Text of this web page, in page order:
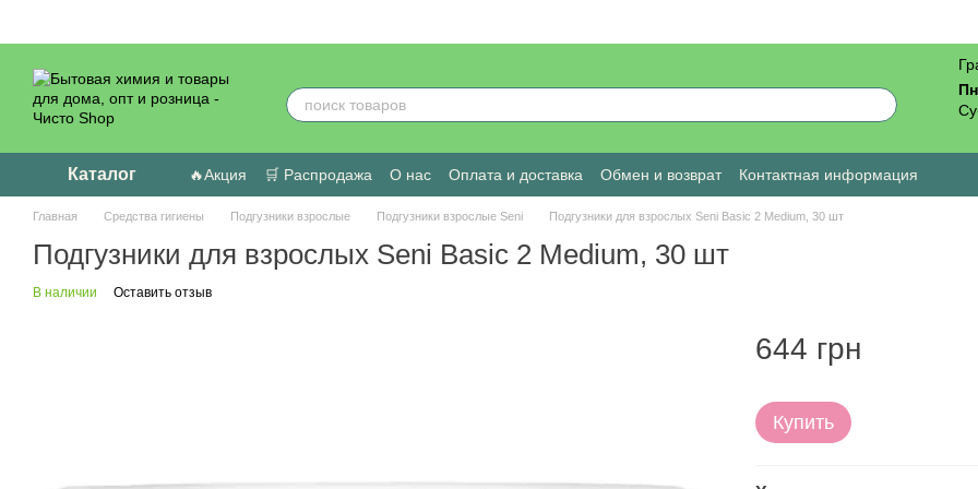
Каталог 🔥Акция 🛒 Распродажа О нас Оплата и доставка Обмен и возврат
Контактная информация
Пользовательское соглашение
Отзывы о магазине
Главная Средства гигиены Подгузники взрослые Подгузники взрослые Seni Подгузники для взрослых Seni Basic 2 Medium, 30 шт
Подгузники для взрослых Seni Basic 2 Medium, 30 шт
В наличии Оставить отзыв
644 грн
Купить